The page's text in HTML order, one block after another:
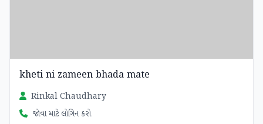
kheti ni zameen bhada mate
Rinkal Chaudhary
જોવા માટે લોગિન કરો